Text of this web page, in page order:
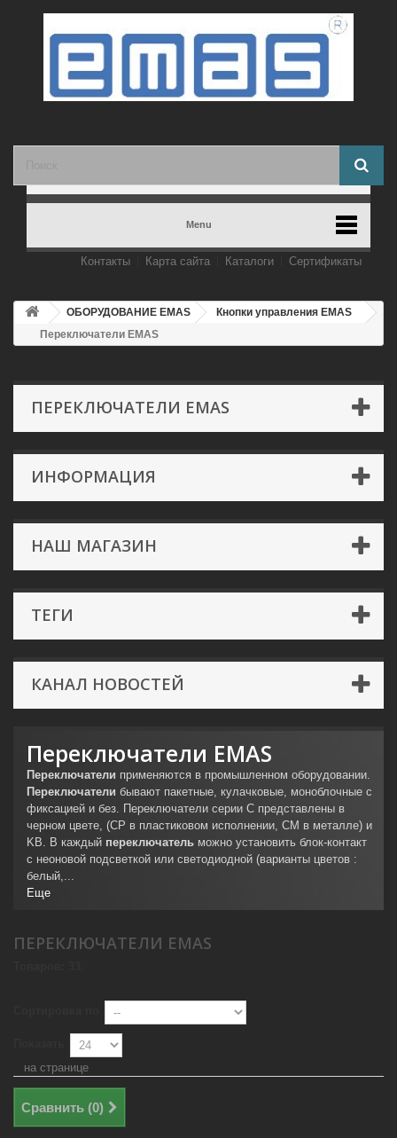
Menu
Контакты Карта сайта Каталоги Сертификаты
ОБОРУДОВАНИЕ EMAS
Кнопки управления EMAS
Переключатели EMAS
ПЕРЕКЛЮЧАТЕЛИ EMAS
ИНФОРМАЦИЯ
НАШ МАГАЗИН
ТЕГИ
КАНАЛ НОВОСТЕЙ
Переключатели EMAS
Переключатели применяются в промышленном оборудовании.
Переключатели бывают пакетные, кулачковые, моноблочные с
фиксацией и без. Переключатели серии C представлены в
черном цвете, (CP в пластиковом исполнении, CM в металле) и
KB. В каждый переключатель можно установить блок-контакт
с неоновой подсветкой или светодиодной (варианты цветов :
белый,...
Еще
ПЕРЕКЛЮЧАТЕЛИ EMAS
на странице
Сравнить (0)